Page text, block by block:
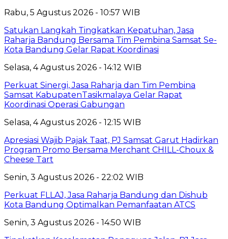
Rabu, 5 Agustus 2026 - 10:57 WIB
Satukan Langkah Tingkatkan Kepatuhan, Jasa
Raharja Bandung Bersama Tim Pembina Samsat Se-
Kota Bandung Gelar Rapat Koordinasi
Selasa, 4 Agustus 2026 - 14:12 WIB
Perkuat Sinergi, Jasa Raharja dan Tim Pembina
Samsat KabupatenTasikmalaya Gelar Rapat
Koordinasi Operasi Gabungan
Selasa, 4 Agustus 2026 - 12:15 WIB
Apresiasi Wajib Pajak Taat, PJ Samsat Garut Hadirkan
Program Promo Bersama Merchant CHILL-Choux &
Cheese Tart
Senin, 3 Agustus 2026 - 22:02 WIB
Perkuat FLLAJ, Jasa Raharja Bandung dan Dishub
Kota Bandung Optimalkan Pemanfaatan ATCS
Senin, 3 Agustus 2026 - 14:50 WIB